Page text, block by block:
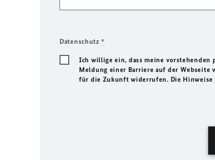
Datenschutz*
Ich willige ein, dass meine vorstehenden
Meldung einer Barriere auf der
für die Zukunft widerrufen. Die Hinweise